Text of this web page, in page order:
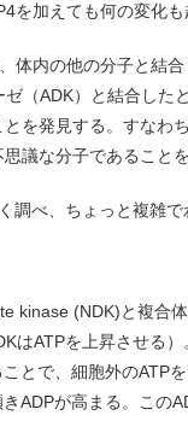
を加えても何の変化
体内の他の分子と結
（ADK）と結合した
を発見する。すなわ
議な分子であること
調べ、ちょっと複雑
kinase (NDK)と複合
はATPを上昇させる
とで、細胞外のATP
ADPが高まる。この